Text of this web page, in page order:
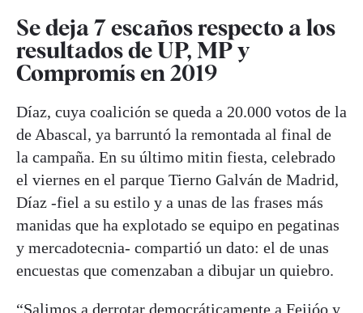
Se deja 7 escaños respecto a los
resultados de UP, MP y
Compromís en 2019
Díaz, cuya coalición se queda a 20.000 votos de la
de Abascal, ya barruntó la remontada al final de
la campaña. En su último mitin fiesta, celebrado
el viernes en el parque Tierno Galván de Madrid,
Díaz -fiel a su estilo y a unas de las frases más
manidas que ha explotado se equipo en pegatinas
y mercadotecnia- compartió un dato: el de unas
encuestas que comenzaban a dibujar un quiebro.
“Salimos a derrotar democráticamente a Feijóo y